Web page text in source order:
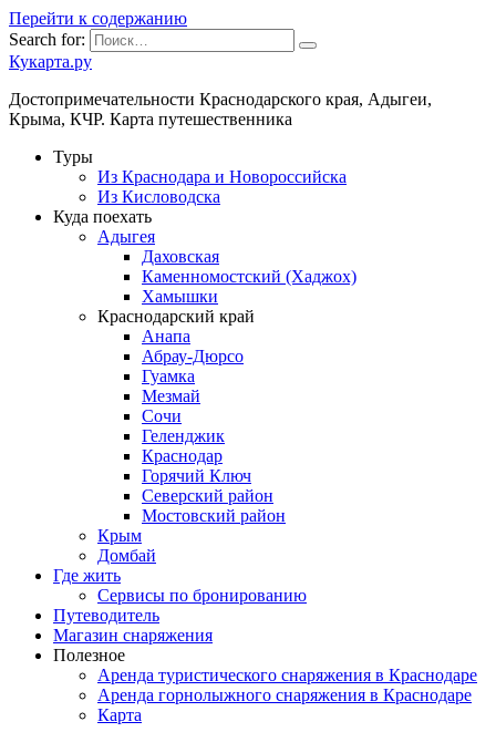
Перейти к содержанию
Search for:
Кукарта.ру
Достопримечательности Краснодарского края, Адыгеи,
Крыма, КЧР. Карта путешественника
Туры
Из Краснодара и Новороссийска
Из Кисловодска
Куда поехать
Адыгея
Даховская
Каменномостский (Хаджох)
Хамышки
Краснодарский край
Анапа
Абрау-Дюрсо
Гуамка
Мезмай
Сочи
Геленджик
Краснодар
Горячий Ключ
Северский район
Мостовский район
Крым
Домбай
Где жить
Сервисы по бронированию
Путеводитель
Магазин снаряжения
Полезное
Аренда туристического снаряжения в Краснодаре
Аренда горнолыжного снаряжения в Краснодаре
Карта